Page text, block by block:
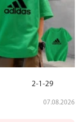
2-1-29
07.08.2026